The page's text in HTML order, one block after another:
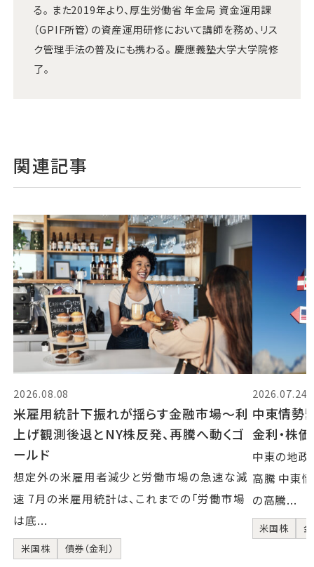
る。 また2019年より、厚生労働省 年金局 資金運用課
（GPIF所管）の資産運用研修において講師を務め、リス
ク管理手法の普及にも携わる。 慶應義塾大学大学院修
了。
関連記事
2026.08.08
米雇用統計下振れが揺らす金融市場～利
上げ観測後退とNY株反発、再騰へ動くゴ
ールド
想定外の米雇用者減少と労働市場の急速な減
速 7月の米雇用統計は、これまでの「労働市場
は底...
米国株 債券（金利）
2026.07.24
中東情勢
金利・株
中東の地政
高騰 中東
の高騰...
米国株 金